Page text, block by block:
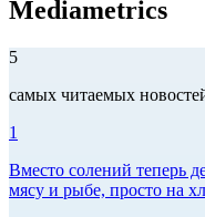
Mediametrics
5
самых читаемых
1
Вместо солений теперь
мясу и рыбе, просто на